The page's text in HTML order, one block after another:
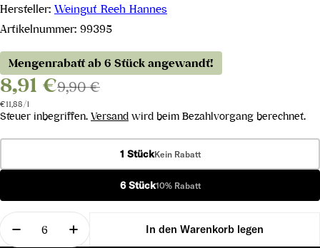
Hersteller: Weingut Reeh Hannes
Artikelnummer: 99395
Mengenrabatt ab 6 Stück angewandt!
8,91 €9,90 €
Stückpreis
€11,88/pro
l
Steuer inbegriffen. Versand wird beim Bezahlvorgang berechnet.
1 StückKein Rabatt
6 Stück10% Rabatt
Menge
Menge für Lieblich Rot 2022 verringern
Menge für Lieblich Rot 2022 erhöhen
In den Warenkorb legen